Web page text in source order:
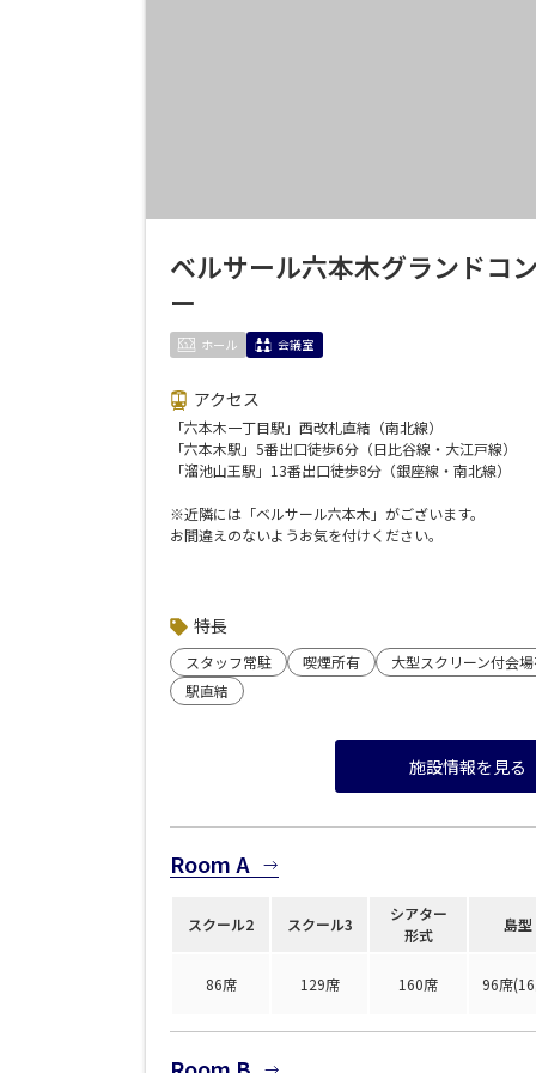
ベルサール六本木グランドコ
ー
ホール 会議室
アクセス
「六本木一丁目駅」西改札直結（南北線）
「六本木駅」5番出口徒歩6分（日比谷線・大江戸線）
「溜池山王駅」13番出口徒歩8分（銀座線・南北線）
※近隣には「ベルサール六本木」がございます。
お間違えのないようお気を付けください。
「ベルサール六本木グランドコンファレンスセンター」
<strong><a style="color: blue; text-decoration:
park.jp/">「s-park」</a></strong><strong>（公財）東
イト</strong>
特長
スタッフ常駐 喫煙所有 大型スクリーン付会
駅直結
施設情報を見る
Room A
スクール2 スクール3
シアター
形式
島型
86席 129席 160席 96席